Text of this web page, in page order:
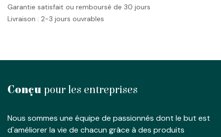
Garantie satisfait ou remboursé de 30 jours
Livraison : 2-3 jours ouvrables
Conçu pour les entreprises
Nous sommes une équipe de passionnés dont le but est
d'améliorer la vie de chacun grâce à des produits